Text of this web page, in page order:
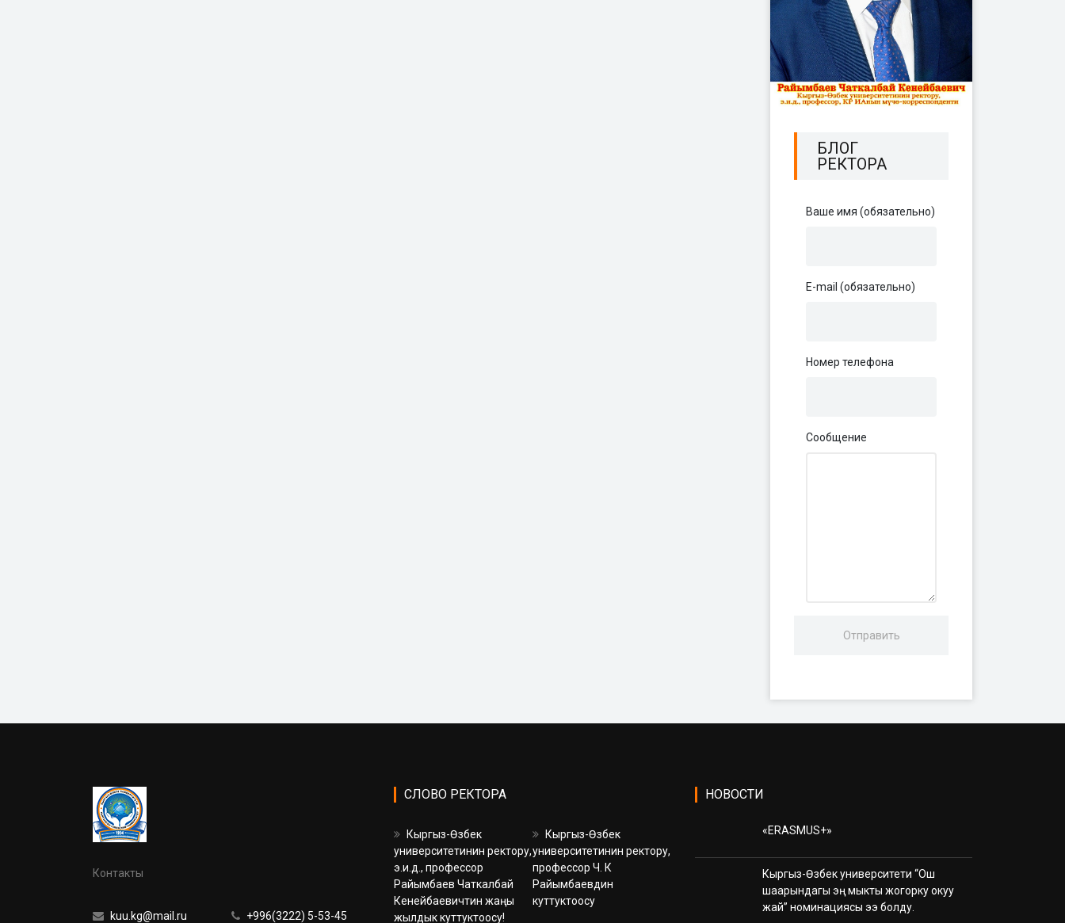
БЛОГ
РЕКТОРА
Ваше имя (обязательно)
E-mail (обязательно)
Номер телефона
Сообщение
Контакты
kuu.kg@mail.ru +996(3222) 5-53-45
СЛОВО РЕКТОРА
Кыргыз-Өзбек
университетинин ректору,
э.и.д., профессор
Райымбаев Чаткалбай
Кенейбаевичтин жаңы
жылдык куттуктоосу!
Кыргыз-Өзбек
университетинин ректору,
профессор Ч. К
Райымбаевдин
куттуктоосу
НОВОСТИ
«ERASMUS+»
Кыргыз-Өзбек университети “Ош
шаарындагы эң мыкты жогорку окуу
жай” номинациясы ээ болду.